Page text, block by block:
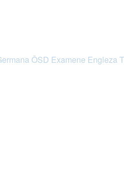
ÖSD Examene Engleza